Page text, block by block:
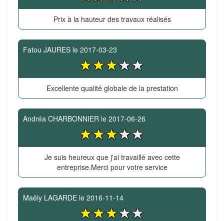
Prix à la hauteur des travaux réalisés
Fatou JAURES le 2017-03-23
Excellente qualité globale de la prestation
Andréa CHARBONNIER le 2017-06-26
Je suis heureux que j'ai travaillé avec cette
entreprise.Merci pour votre service
Maëly LAGARDE le 2016-11-14